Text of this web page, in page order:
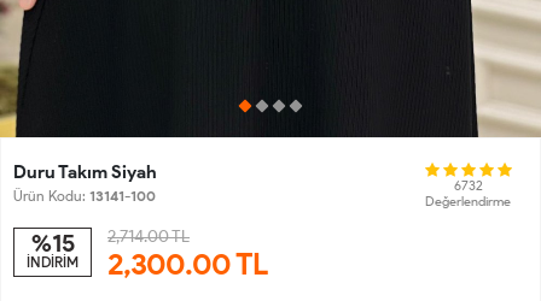
Duru Takım Siyah
Ürün Kodu: 13141-100
6732
Değerlendirme
%15
İNDİRİM
2,714.00 TL
2,300.00TL